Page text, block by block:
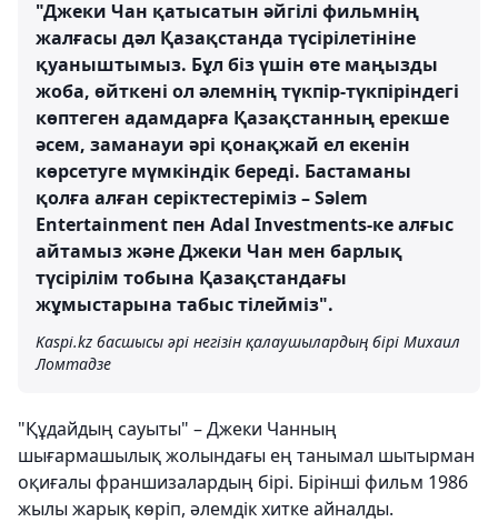
"Джеки Чан қатысатын әйгілі фильмнің
жалғасы дәл Қазақстанда түсірілетініне
қуаныштымыз. Бұл біз үшін өте маңызды
жоба, өйткені ол әлемнің түкпір-түкпіріндегі
көптеген адамдарға Қазақстанның ерекше
әсем, заманауи әрі қонақжай ел екенін
көрсетуге мүмкіндік береді. Бастаманы
қолға алған серіктестеріміз – Sәlem
Entertainment пен Adal Investments-ке алғыс
айтамыз және Джеки Чан мен барлық
түсірілім тобына Қазақстандағы
жұмыстарына табыс тілейміз".
Kaspi.kz басшысы әрі негізін қалаушылардың бірі Михаил
Ломтадзе
"Құдайдың сауыты" – Джеки Чанның
шығармашылық жолындағы ең танымал шытырман
оқиғалы франшизалардың бірі. Бірінші фильм 1986
жылы жарық көріп, әлемдік хитке айналды.